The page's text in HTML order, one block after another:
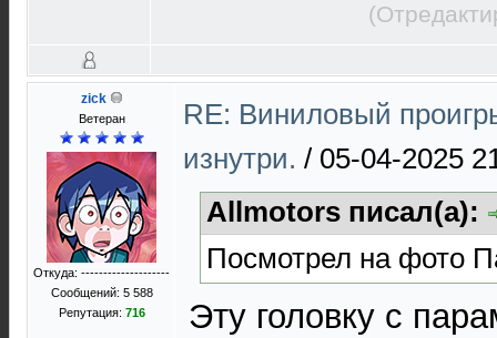
zick
Ветеран
Откуда: --------------------
Сообщений: 5 588
Репутация: 716
RE: Виниловый
изнутри. / 05-04-2025
Allmotors писал(а):
Посмотрел на фото
Эту головку с